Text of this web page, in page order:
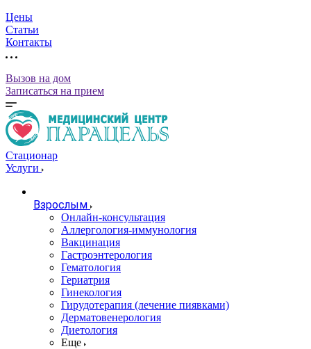
Цены
Статьи
Контакты
Вызов на дом
Записаться на прием
Стационар
Услуги
Взрослым
Онлайн-консультация
Аллергология-иммунология
Вакцинация
Гастроэнтерология
Гематология
Гериатрия
Гинекология
Гирудотерапия (лечение пиявками)
Дерматовенерология
Диетология
Еще